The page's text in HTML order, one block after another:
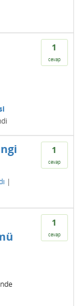
1
cevap
1
cevap
|
1
cevap